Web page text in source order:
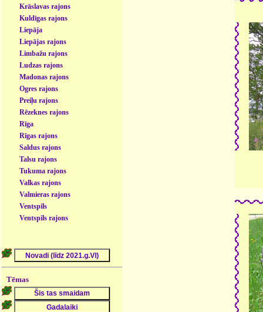
Krāslavas rajons
Kuldīgas rajons
Liepāja
Liepājas rajons
Limbažu rajons
Ludzas rajons
Madonas rajons
Ogres rajons
Preiļu rajons
Rēzeknes rajons
Rīga
Rīgas rajons
Saldus rajons
Talsu rajons
Tukuma rajons
Valkas rajons
Valmieras rajons
Ventspils
Ventspils rajons
Tēmas